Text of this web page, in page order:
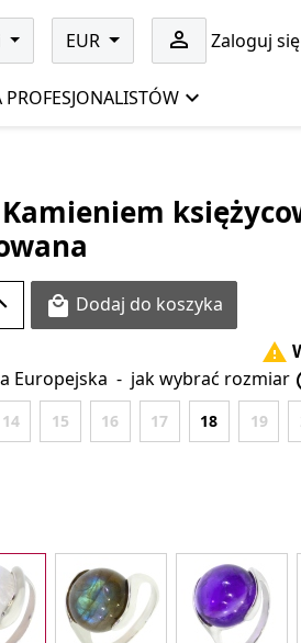
EUR Zaloguj się
PROFESJONALISTÓW
 Dodaj do koszyka

Europejska - jak wybrać rozmiar
14 15 16 17 18 19